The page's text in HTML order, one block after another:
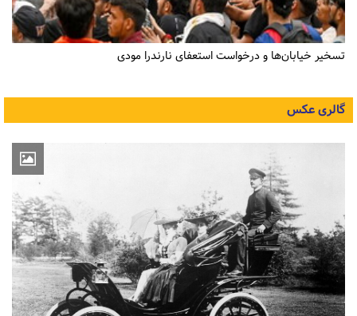
تسخیر خیابان‌ها و درخواست استعفای نارندرا مودی
گالری عکس